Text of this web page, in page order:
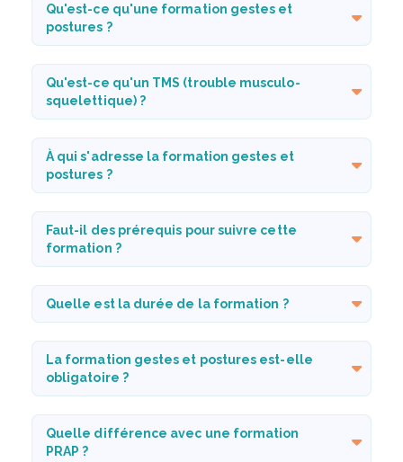
Qu'est-ce qu'une formation gestes et
postures ?
Qu'est-ce qu'un TMS (trouble musculo-
squelettique) ?
À qui s'adresse la formation gestes et
postures ?
Faut-il des prérequis pour suivre cette
formation ?
Quelle est la durée de la formation ?
La formation gestes et postures est-elle
obligatoire ?
Quelle différence avec une formation
PRAP ?